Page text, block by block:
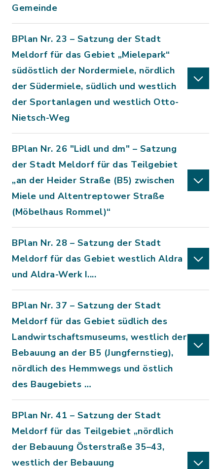
Gemeinde
BPlan Nr. 23 – Satzung der Stadt
Meldorf für das Gebiet „Mielepark“
südöstlich der Nordermiele, nördlich
der Südermiele, südlich und westlich
der Sportanlagen und westlich Otto-
Nietsch-Weg
BPlan Nr. 26 "Lidl und dm" – Satzung
der Stadt Meldorf für das Teilgebiet
„an der Heider Straße (B5) zwischen
Miele und Altentreptower Straße
(Möbelhaus Rommel)“
BPlan Nr. 28 – Satzung der Stadt
Meldorf für das Gebiet westlich Aldra
und Aldra-Werk I....
BPlan Nr. 37 – Satzung der Stadt
Meldorf für das Gebiet südlich des
Landwirtschaftsmuseums, westlich der
Bebauung an der B5 (Jungfernstieg),
nördlich des Hemmwegs und östlich
des Baugebiets …
BPlan Nr. 41 – Satzung der Stadt
Meldorf für das Teilgebiet „nördlich
der Bebauung Österstraße 35–43,
westlich der Bebauung